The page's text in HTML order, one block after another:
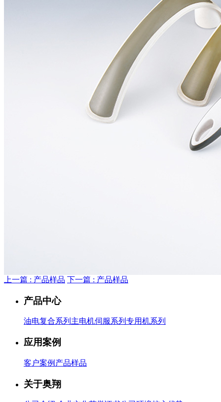
上一篇 : 产品样品 下一篇 : 产品样品
产品中心
油电复合系列 主电机伺服系列 专用机系列
应用案例
客户案例 产品样品
关于奥翔